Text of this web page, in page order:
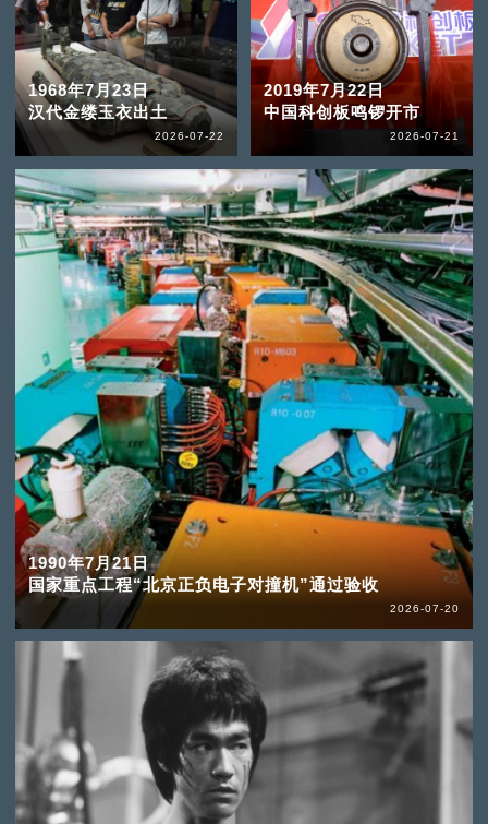
1968年7月23日
汉代金缕玉衣出土
2026-07-22
2019年7月22日
中国科创板鸣锣开市
2026-07-21
1990年7月21日
国家重点工程“北京正负电子对撞机”通过验收
2026-07-20